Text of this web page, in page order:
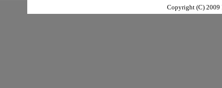
Copyright (C) 2009